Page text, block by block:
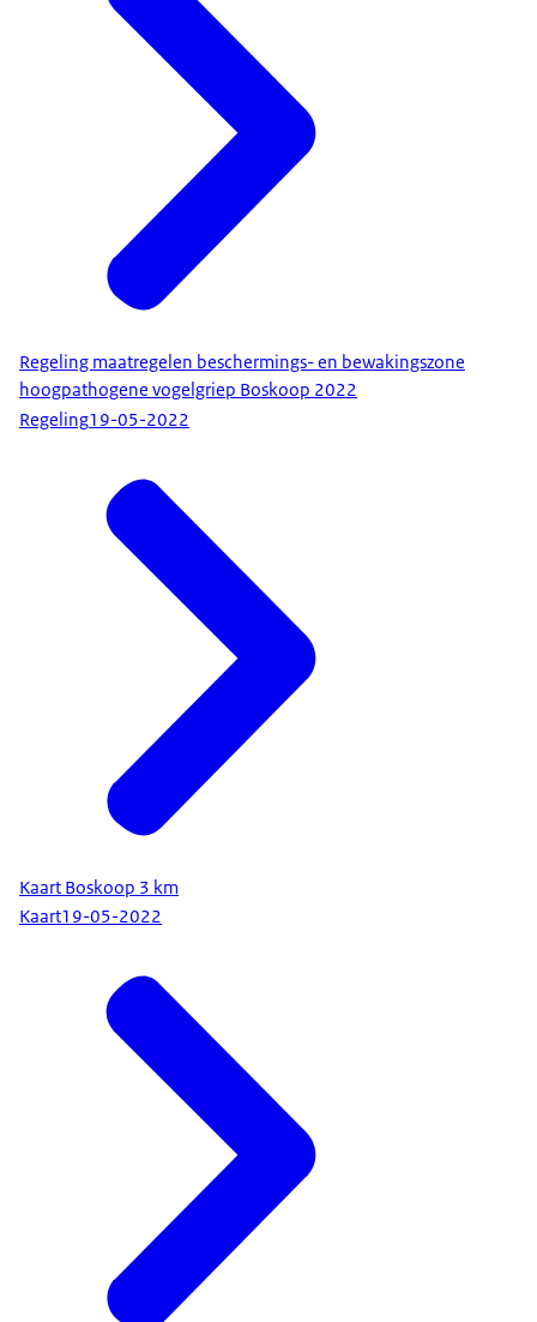
Regeling maatregelen beschermings- en bewakingszone
hoogpathogene vogelgriep Boskoop 2022
Regeling19-05-2022
Kaart Boskoop 3 km
Kaart19-05-2022